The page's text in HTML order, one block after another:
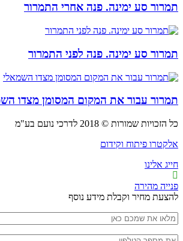
תמרור סע ימינה. פנה אחרי התמרור
תמרור סע ימינה. פנה לפני התמרור
תמרור עבור את המקום המסומן מצדו
כל הזכויות שמורות © 2018 לדרכי נועם בע"מ
אלקטרו פיתוח וקידום
חייג אלינו
פנייה מהירה
להצעת מחיר וקבלת מידע נוסף